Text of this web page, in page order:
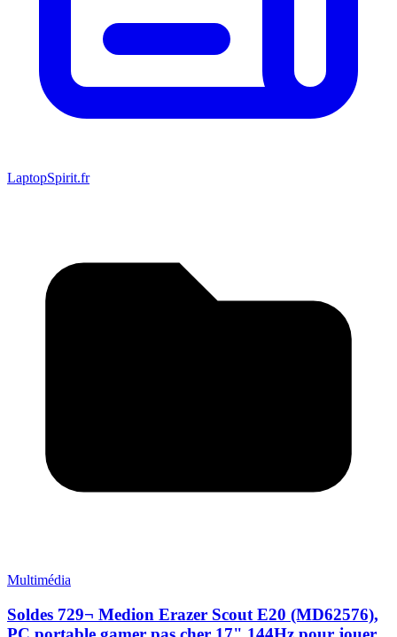
LaptopSpirit.fr
Multimédia
Soldes 729¬ Medion Erazer Scout E20 (MD62576),